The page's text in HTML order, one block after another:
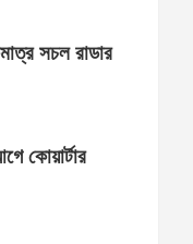
সচল রাডার
কোয়ার্টার